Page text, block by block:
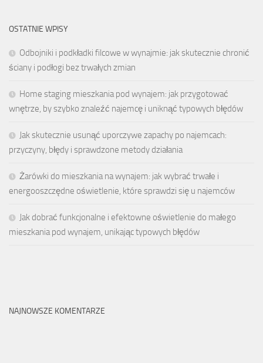
OSTATNIE WPISY
Odbojniki i podkładki filcowe w wynajmie: jak skutecznie chronić
ściany i podłogi bez trwałych zmian
Home staging mieszkania pod wynajem: jak przygotować
wnętrze, by szybko znaleźć najemcę i uniknąć typowych błędów
Jak skutecznie usunąć uporczywe zapachy po najemcach:
przyczyny, błędy i sprawdzone metody działania
Żarówki do mieszkania na wynajem: jak wybrać trwałe i
energooszczędne oświetlenie, które sprawdzi się u najemców
Jak dobrać funkcjonalne i efektowne oświetlenie do małego
mieszkania pod wynajem, unikając typowych błędów
NAJNOWSZE KOMENTARZE